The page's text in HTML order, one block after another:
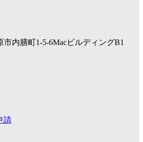
市内膳町1-5-6MacビルディングB1
請